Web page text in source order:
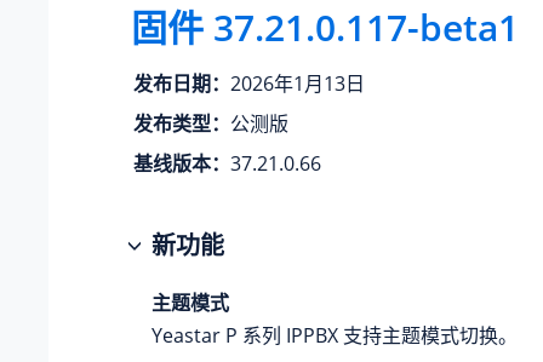
固件 37.21.0.117-beta1
发布日期： 2026年1月13日
发布类型： 公测版
基线版本： 37.21.0.66
新功能
主题模式
Yeastar P 系列 IPPBX 支持主题模式切换。